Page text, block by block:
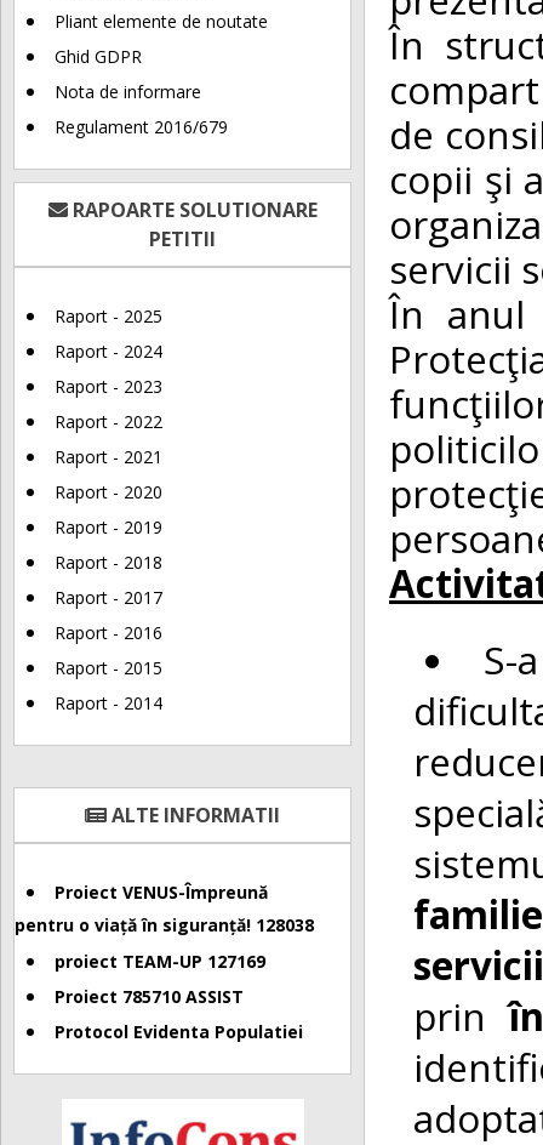
Pliant elemente de noutate
Ghid GDPR
Nota de informare
Regulament 2016/679
RAPOARTE SOLUTIONARE
PETITII
Raport - 2025
Raport - 2024
Raport - 2023
Raport - 2022
Raport - 2021
Raport - 2020
Raport - 2019
Raport - 2018
Raport - 2017
Raport - 2016
Raport - 2015
Raport - 2014
ALTE INFORMATII
Proiect VENUS-Împreună
pentru o viață în siguranță! 128038
proiect TEAM-UP 127169
Proiect 785710 ASSIST
Protocol Evidenta Populatiei
În
de
copii şi
servicii
În anul
S-
prin